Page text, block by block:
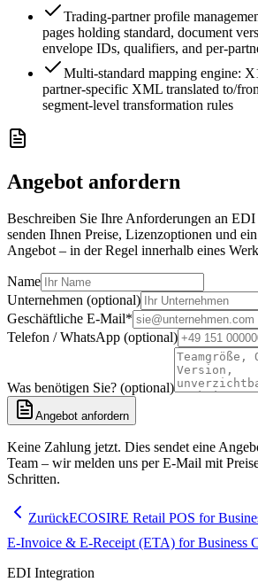
Trading-partner profile
pages holding standard, document
envelope IDs, qualifiers, and per-
Multi-standard mapping engine:
partner-specific XML translated to/
segment-level transformation rules
Angebot anfordern
Beschreiben Sie Ihre Anforderungen an
senden Ihnen Preise, Lizenzoptionen und
Angebot – in der Regel innerhalb eines
Name
Unternehmen (optional)
Geschäftliche E-Mail*
Telefon / WhatsApp (optional)
Was benötigen Sie? (optional)
Angebot anfordern
Keine Zahlung jetzt. Dies sendet eine
Team – wir melden uns per E-Mail mit
Schritten.
ZurückECOSIRE Retail POS for
E-Invoice & E-Receipt (ETA) for Business
EDI Integration